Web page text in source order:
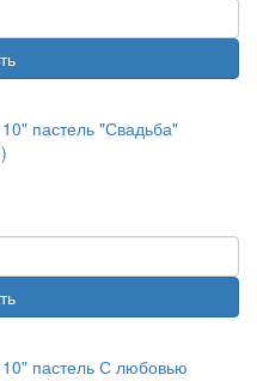
пастель "Свадьба"
пастель С любовью